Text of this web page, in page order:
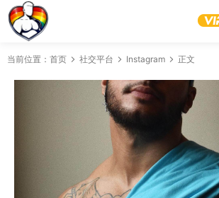
当前位置： 首页 社交平台 Instagram 正文